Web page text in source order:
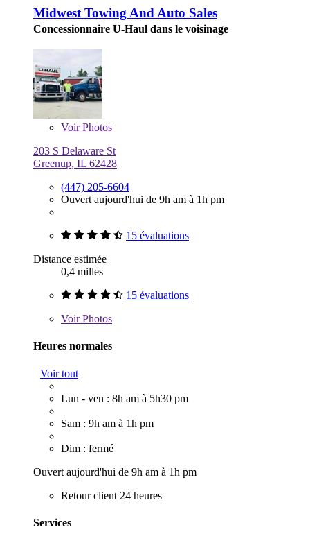
Midwest Towing And Auto Sales
Concessionnaire U-Haul dans le voisinage
VoirPhotos
203 S Delaware St
Greenup, IL 62428
(447) 205-6604
Ouvert aujourd'hui de 9h am à 1h pm
15 évaluations
Distance estimée
0,4 milles
15 évaluations
VoirPhotos
Heures normales
Voir tout
Lun - ven : 8h am à 5h30 pm
Sam : 9h am à 1h pm
Dim : fermé
Ouvert aujourd'hui de 9h am à 1h pm
Retour client 24 heures
Services